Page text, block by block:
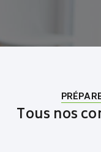
Tous nos